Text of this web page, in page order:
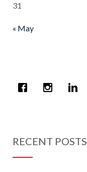
31
« May
RECENT POSTS